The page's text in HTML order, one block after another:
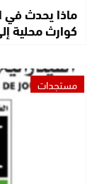
ماذا يحدث في
كوارث محلية
مستجدات